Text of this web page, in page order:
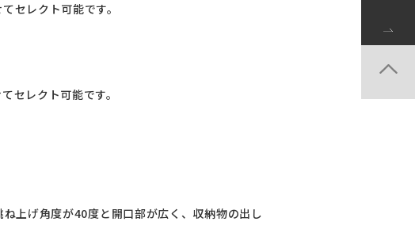
セレクト可能です。
セレクト可能です。
上げ角度が40度と開口部が広く、収納物の出し